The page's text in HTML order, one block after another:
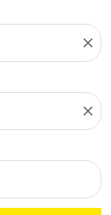
close
close